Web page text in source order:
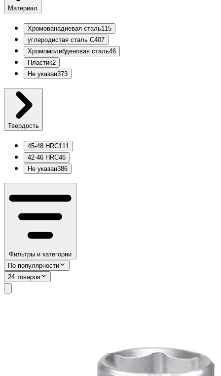
Материал
Хромованадиевая сталь115
углеродистая сталь С407
Хромомолибденовая сталь46
Пластик2
Не указан373
Твердость
45-48 HRC111
42-46 HRC46
Не указан386
Фильтры и категории
По популярности
24 товаров